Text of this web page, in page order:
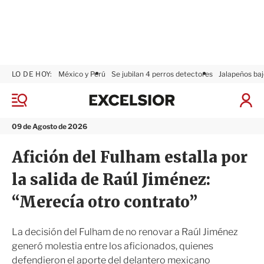
M
n
09 de Agosto de 2026
LO DE HOY: México y Perú Se jubilan 4 perros detectores Jalapeños
I
a
x
i
o
r
Afición del Fulham estalla por
la salida de Raúl Jiménez:
“Merecía otro contrato”
La decisión del Fulham de no renovar a Raúl Jiménez
generó molestia entre los aficionados, quienes
defendieron el aporte del delantero mexicano